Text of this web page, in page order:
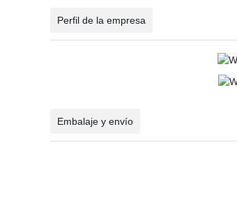
Perfil de la empresa
Embalaje y envío